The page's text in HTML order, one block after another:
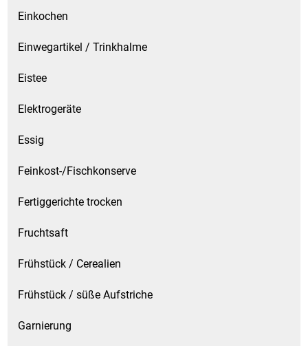
Einkochen
Einwegartikel / Trinkhalme
Eistee
Elektrogeräte
Essig
Feinkost-/Fischkonserve
Fertiggerichte trocken
Fruchtsaft
Frühstück / Cerealien
Frühstück / süße Aufstriche
Garnierung